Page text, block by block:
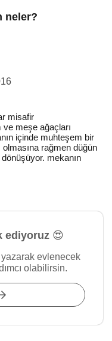
neler?
misafir
ve meşe ağaçları
içinde muhteşem bir
olmasına rağmen düğün
dönüşüyor. mekanın
ediyoruz 😍
evlenecek
olabilirsin.